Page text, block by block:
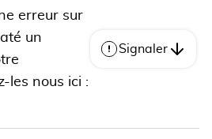
erreur sur
un
les nous ici :
Signaler